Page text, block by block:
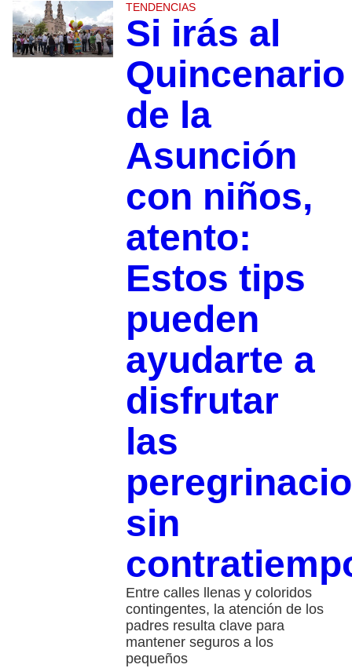
TENDENCIAS
Si irás al
Quincenario
de la
Asunción
con niños,
atento:
Estos tips
pueden
ayudarte a
disfrutar
las
sin
Entre calles llenas y coloridos
contingentes, la atención de los
padres resulta clave para
mantener seguros a los
pequeños